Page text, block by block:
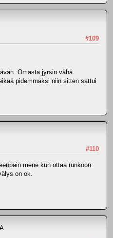
#109
Omasta jyrsin vähä
pidemmäksi niin sitten sattui
#110
mene kun ottaa runkoon
on ok.